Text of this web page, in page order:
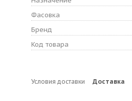
Фасовка
Бренд
Код товара
Условия доставки Доставка